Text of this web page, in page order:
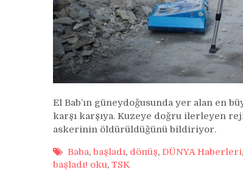
El Bab’ın güneydoğusunda yer alan en
karşı karşıya. Kuzeye doğru ilerleyen
askerinin öldürüldüğünü bildiriyor.
Baba, başladı, dönüş, DÜNYA Haberleri,
başladı! oku, TSK